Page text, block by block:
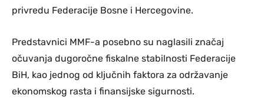
privredu Federacije Bosne i Hercegovine.
Predstavnici MMF-a posebno su naglasili značaj
očuvanja dugoročne fiskalne stabilnosti Federacije
BiH, kao jednog od ključnih faktora za održavanje
ekonomskog rasta i finansijske sigurnosti.